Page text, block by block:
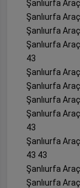
Şanlıurfa
Şanlıurfa
Şanlıurfa
Şanlıurfa
43
Şanlıurfa
Şanlıurfa
Şanlıurfa
Şanlıurfa
43
Şanlıurfa
43 43
Şanlıurfa
Şanlıurfa